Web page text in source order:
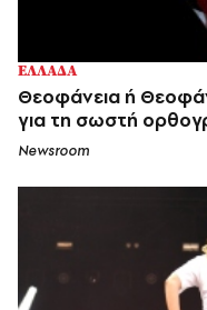
ΕΛΛΑΔΑ
Θεοφάνεια ή
για τη σωστή
Newsroom